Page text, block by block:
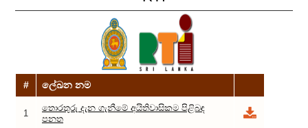
# ලේඛන නම
1
තොරතුරු දැන ගැනීමේ අයිතිවාසිකම පිළිබඳ
පනත